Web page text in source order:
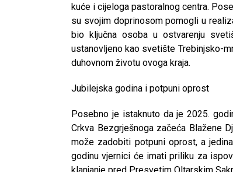
kuće i cijeloga pastoralnog centra.
su svojim doprinosom pomogli u
bio ključna osoba u ostvarenju
ustanovljeno kao svetište Trebinjsko-
duhovnom životu ovoga kraja.
Jubilejska godina i potpuni oprost
Posebno je istaknuto da je 2025.
Crkva Bezgrješnoga začeća Blažene
može zadobiti potpuni oprost, a
godinu vjernici će imati priliku za
klanjanje pred Presvetim Oltarskim